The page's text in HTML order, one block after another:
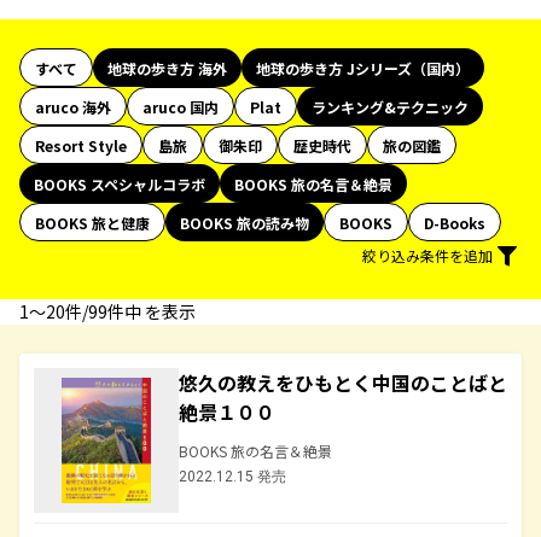
すべて 地球の歩き方 海外
地球の歩き方 Jシリーズ（国内）
aruco 海外
aruco 国内 Plat
ランキング&テクニック
Resort Style
島旅 御朱印 歴史時代
旅の図鑑
BOOKS スペシャルコラボ
BOOKS 旅の名言＆絶景
BOOKS 旅と健康
BOOKS 旅の読み物 BOOKS
D-Books
絞り込み条件を追加
1〜20件/99件中 を表示
悠久の教えをひもとく中国のことばと
絶景１００
BOOKS 旅の名言＆絶景
2022.12.15 発売